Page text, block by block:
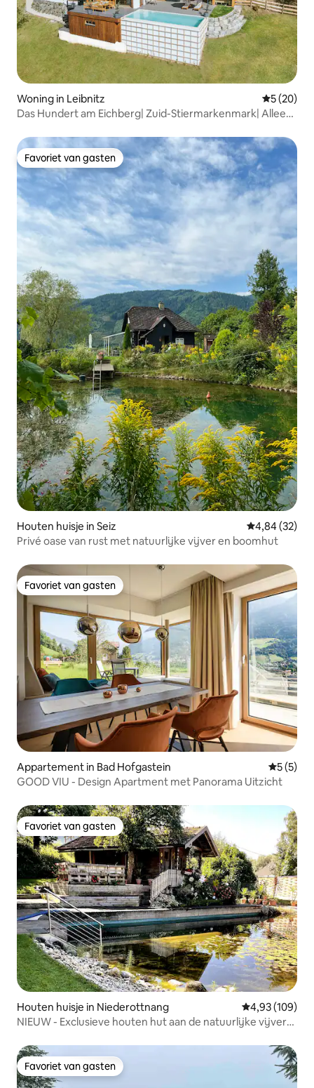
Woning in Leibnitz
5 (20)
Das Hundert am Eichberg| Zuid-Stiermarkenmark| Alleen
Favoriet van gasten
Favoriet van gasten
Houten huisje in Seiz Gemiddelde
4,84 (32)
Privé oase van rust met natuurlijke vijver en boomhut
Favoriet van gasten
Favoriet van gasten
Appartement in Bad Hofgastein
5 (5)
GOOD VIU - Design Apartment met Panorama Uitzicht
Favoriet van gasten
Favoriet van gasten
Houten huisje in Niederottnang Gemiddelde
4,93 (109)
NIEUW - Exclusieve houten hut aan de natuurlijke vijver
Favoriet van gasten
Favoriet van gasten